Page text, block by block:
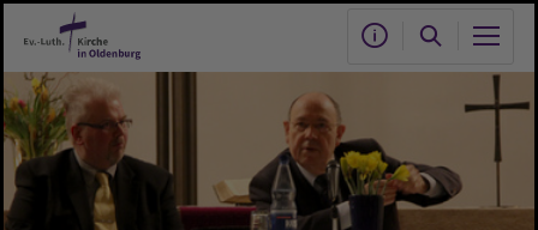
Zum Hauptinhalt springen